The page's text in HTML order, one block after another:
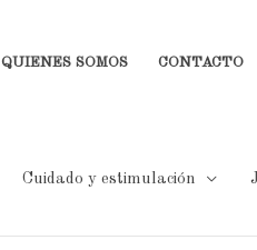
QUIENES SOMOS CONTACTO
Cuidado y estimulación